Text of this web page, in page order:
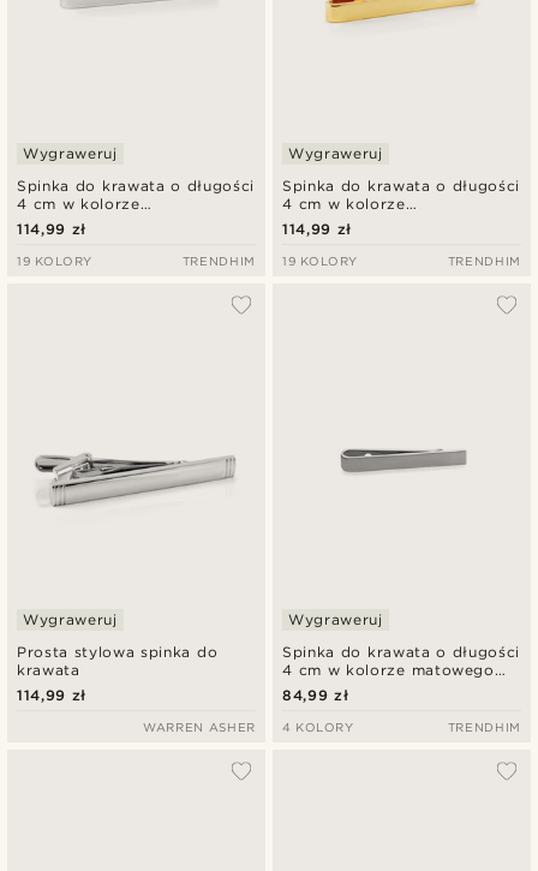
Spinka do krawata o długości
4 cm w kolorze
polerowanego srebra
Wygraweruj
114,99 zł
19 KOLORY TRENDHIM
Spinka do krawata o długości
4 cm w kolorze
polerowanego złota
Wygraweruj
114,99 zł
19 KOLORY TRENDHIM
Prosta stylowa spinka do
krawata
Wygraweruj
114,99 zł
WARREN ASHER
Spinka do krawata o długości
4 cm w kolorze matowego
srebra
Wygraweruj
84,99 zł
4 KOLORY TRENDHIM